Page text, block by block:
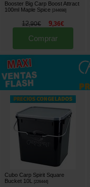
Booster Big Carp Boost Attract
100ml Maple Spice [244698]
12,90€ 9,36€
Comprar
Cubo Carp Spirit Square
Bucket 10L
[226444]